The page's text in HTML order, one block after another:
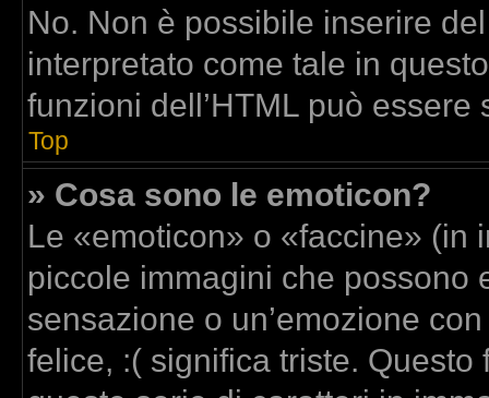
No. Non è possibile inserire
interpretato come tale in
funzioni dell’HTML può
Top
» Cosa sono le emoticon?
Le «emoticon» o «faccine» (in
piccole immagini che possono
sensazione o un’emozione
felice, :( significa triste.